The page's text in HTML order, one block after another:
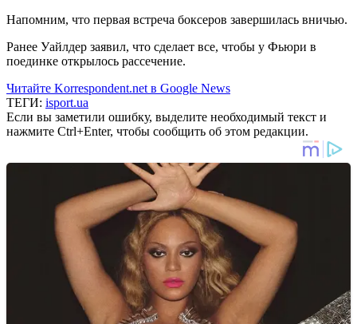
Напомним, что первая встреча боксеров завершилась вничью.
Ранее Уайлдер заявил, что сделает все, чтобы у Фьюри в
поединке открылось рассечение.
Читайте Korrespondent.net в Google News
ТЕГИ: isport.ua
Если вы заметили ошибку, выделите необходимый текст и
нажмите Ctrl+Enter, чтобы сообщить об этом редакции.